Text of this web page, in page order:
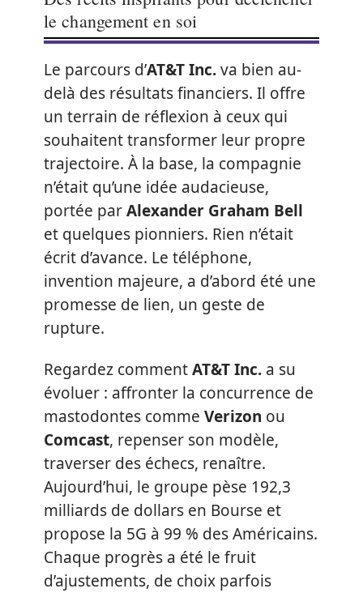
le changement en soi
Le parcours d’AT&T Inc.va bien au-
delà des résultats financiers. Il offre
un terrain de réflexion à ceux qui
souhaitent transformer leur propre
trajectoire. À la base, la compagnie
n’était qu’une idée audacieuse,
portée parAlexander Graham Bell
et quelques pionniers. Rien n’était
écrit d’avance. Le téléphone,
invention majeure, a d’abord été une
promesse de lien, un geste de
rupture.
Regardez commentAT&T Inc. a su
évoluer : affronter la concurrence de
mastodontes comme Verizon ou
Comcast, repenser son modèle,
traverser des échecs, renaître.
Aujourd’hui, le groupe pèse 192,3
milliards de dollars en Bourse et
propose la 5G à 99 % des Américains.
Chaque progrès a été le fruit
d’ajustements, de choix parfois